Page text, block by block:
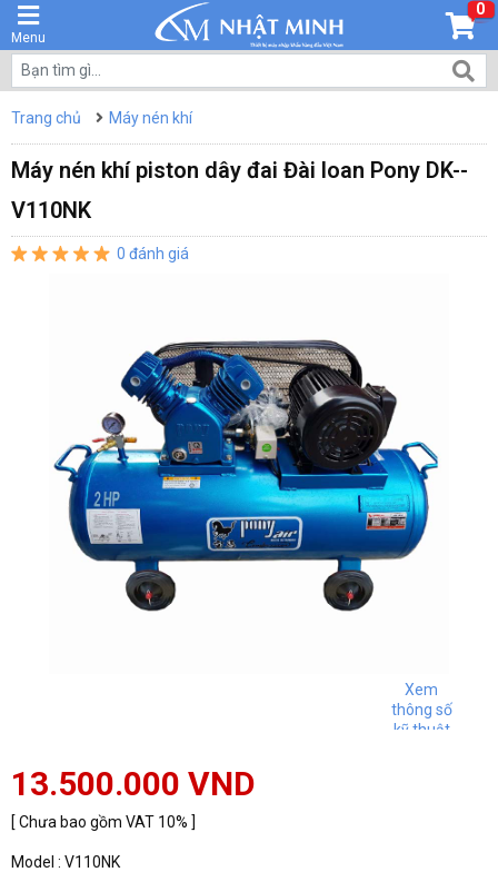
Menu
0
Trang chủ Máy nén khí
Máy nén khí piston dây đai Đài loan Pony DK-­
V110NK
0 đánh giá
Xem
thông số
kỹ thuật
13.500.000 VND
[ Chưa bao gồm VAT 10% ]
Model : V110NK